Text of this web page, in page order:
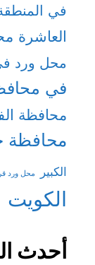
في
العاشرة
محل ورد
في
محافظة
محافظة
الكبير
محل ورد
الكويت
أحدث